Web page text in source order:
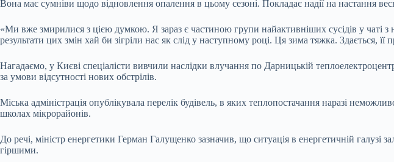
Вона має сумніви щодо відновлення опалення в цьому сезоні. Покладає надії на настання
«Ми вже змирилися з цією думкою. Я зараз є частиною групи найактивніших сусідів у чаті
результати цих змін хай би зігріли нас як слід у наступному році. Ця зима тяжка. Здається,
Нагадаємо, у Києві спеціалісти вивчили наслідки влучання по Дарницькій
за умови відсутності нових обстрілів.
Міська адміністрація опублікувала перелік будівель, в яких теплопостачання наразі
школах мікрорайонів.
До речі, міністр енергетики Герман Галущенко зазначив, що ситуація в енергетичній
гіршими.